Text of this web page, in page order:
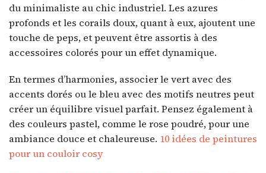
du minimaliste au chic industriel. Les azures
profonds et les corails doux, quant à eux, ajoutent une
touche de peps, et peuvent être assortis à des
accessoires colorés pour un effet dynamique.
En termes d’harmonies, associer le vert avec des
accents dorés ou le bleu avec des motifs neutres peut
créer un équilibre visuel parfait. Pensez également à
des couleurs pastel, comme le rose poudré, pour une
ambiance douce et chaleureuse. 10 idées de peintures
pour un couloir cosy